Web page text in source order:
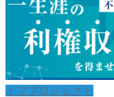
イフプロジェクト